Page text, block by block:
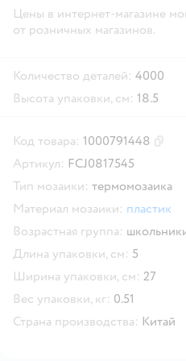
Цены в интернет-магазине
от розничных магазинов.
Количество деталей: 4000
Высота упаковки, см: 18.5
Код товара: 1000791448
Артикул: FCJ0817545
Тип мозаики: термомозаика
Материал мозаики: пластик
Возрастная группа:
Длина упаковки, см: 5
Ширина упаковки, см: 27
Вес упаковки, кг: 0.51
Страна производства: Китай